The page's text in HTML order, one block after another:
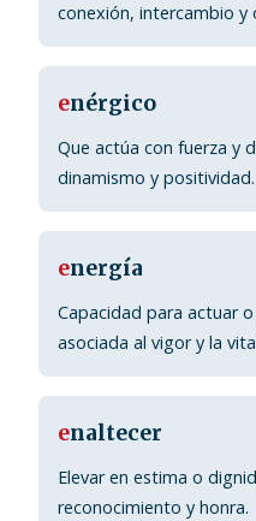
conexión, intercambio y
enérgico
Que actúa con fuerza y
dinamismo y positividad.
energía
Capacidad para actuar
asociada al vigor y la
enaltecer
Elevar en estima o
reconocimiento y honra.